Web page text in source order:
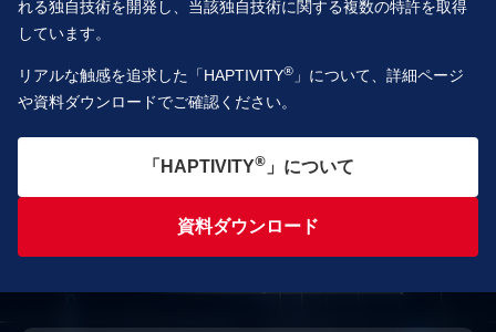
れる独自技術を開発し、当該独自技術に関する複数の特許を取得
しています。
リアルな触感を追求した「HAPTIVITY® 」について、詳細ページ
や資料ダウンロードでご確認ください。
「HAPTIVITY®」について
資料ダウンロード